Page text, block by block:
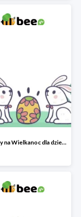
Prezenty na Wielkanoc dla dziewczynek w Bee do -33%